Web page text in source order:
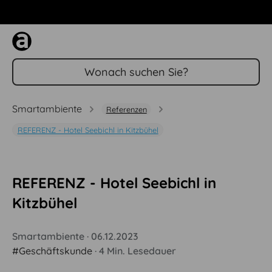
Smartambiente Referenzen
REFERENZ - Hotel Seebichl in Kitzbühel
REFERENZ - Hotel Seebichl in
Kitzbühel
Smartambiente · 06.12.2023
#Geschäftskunde · 4 Min. Lesedauer